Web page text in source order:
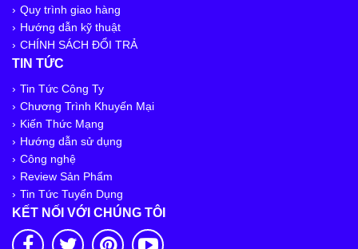
Quy trình giao hàng
Hướng dẫn kỹ thuật
CHÍNH SÁCH ĐỔI TRẢ
TIN TỨC
Tin Tức Công Ty
Chương Trình Khuyến Mại
Kiến Thức Mạng
Hướng dẫn sử dụng
Công nghệ
Review Sản Phẩm
Tin Tức Tuyển Dụng
KẾT NỐI VỚI CHÚNG TÔI